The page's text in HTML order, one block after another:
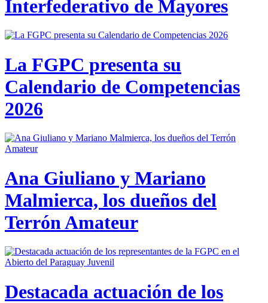
Interfederativo de Mayores
La FGPC presenta su
Calendario de Competencias
2026
Ana Giuliano y Mariano
Malmierca, los dueños del
Terrón Amateur
Destacada actuación de los